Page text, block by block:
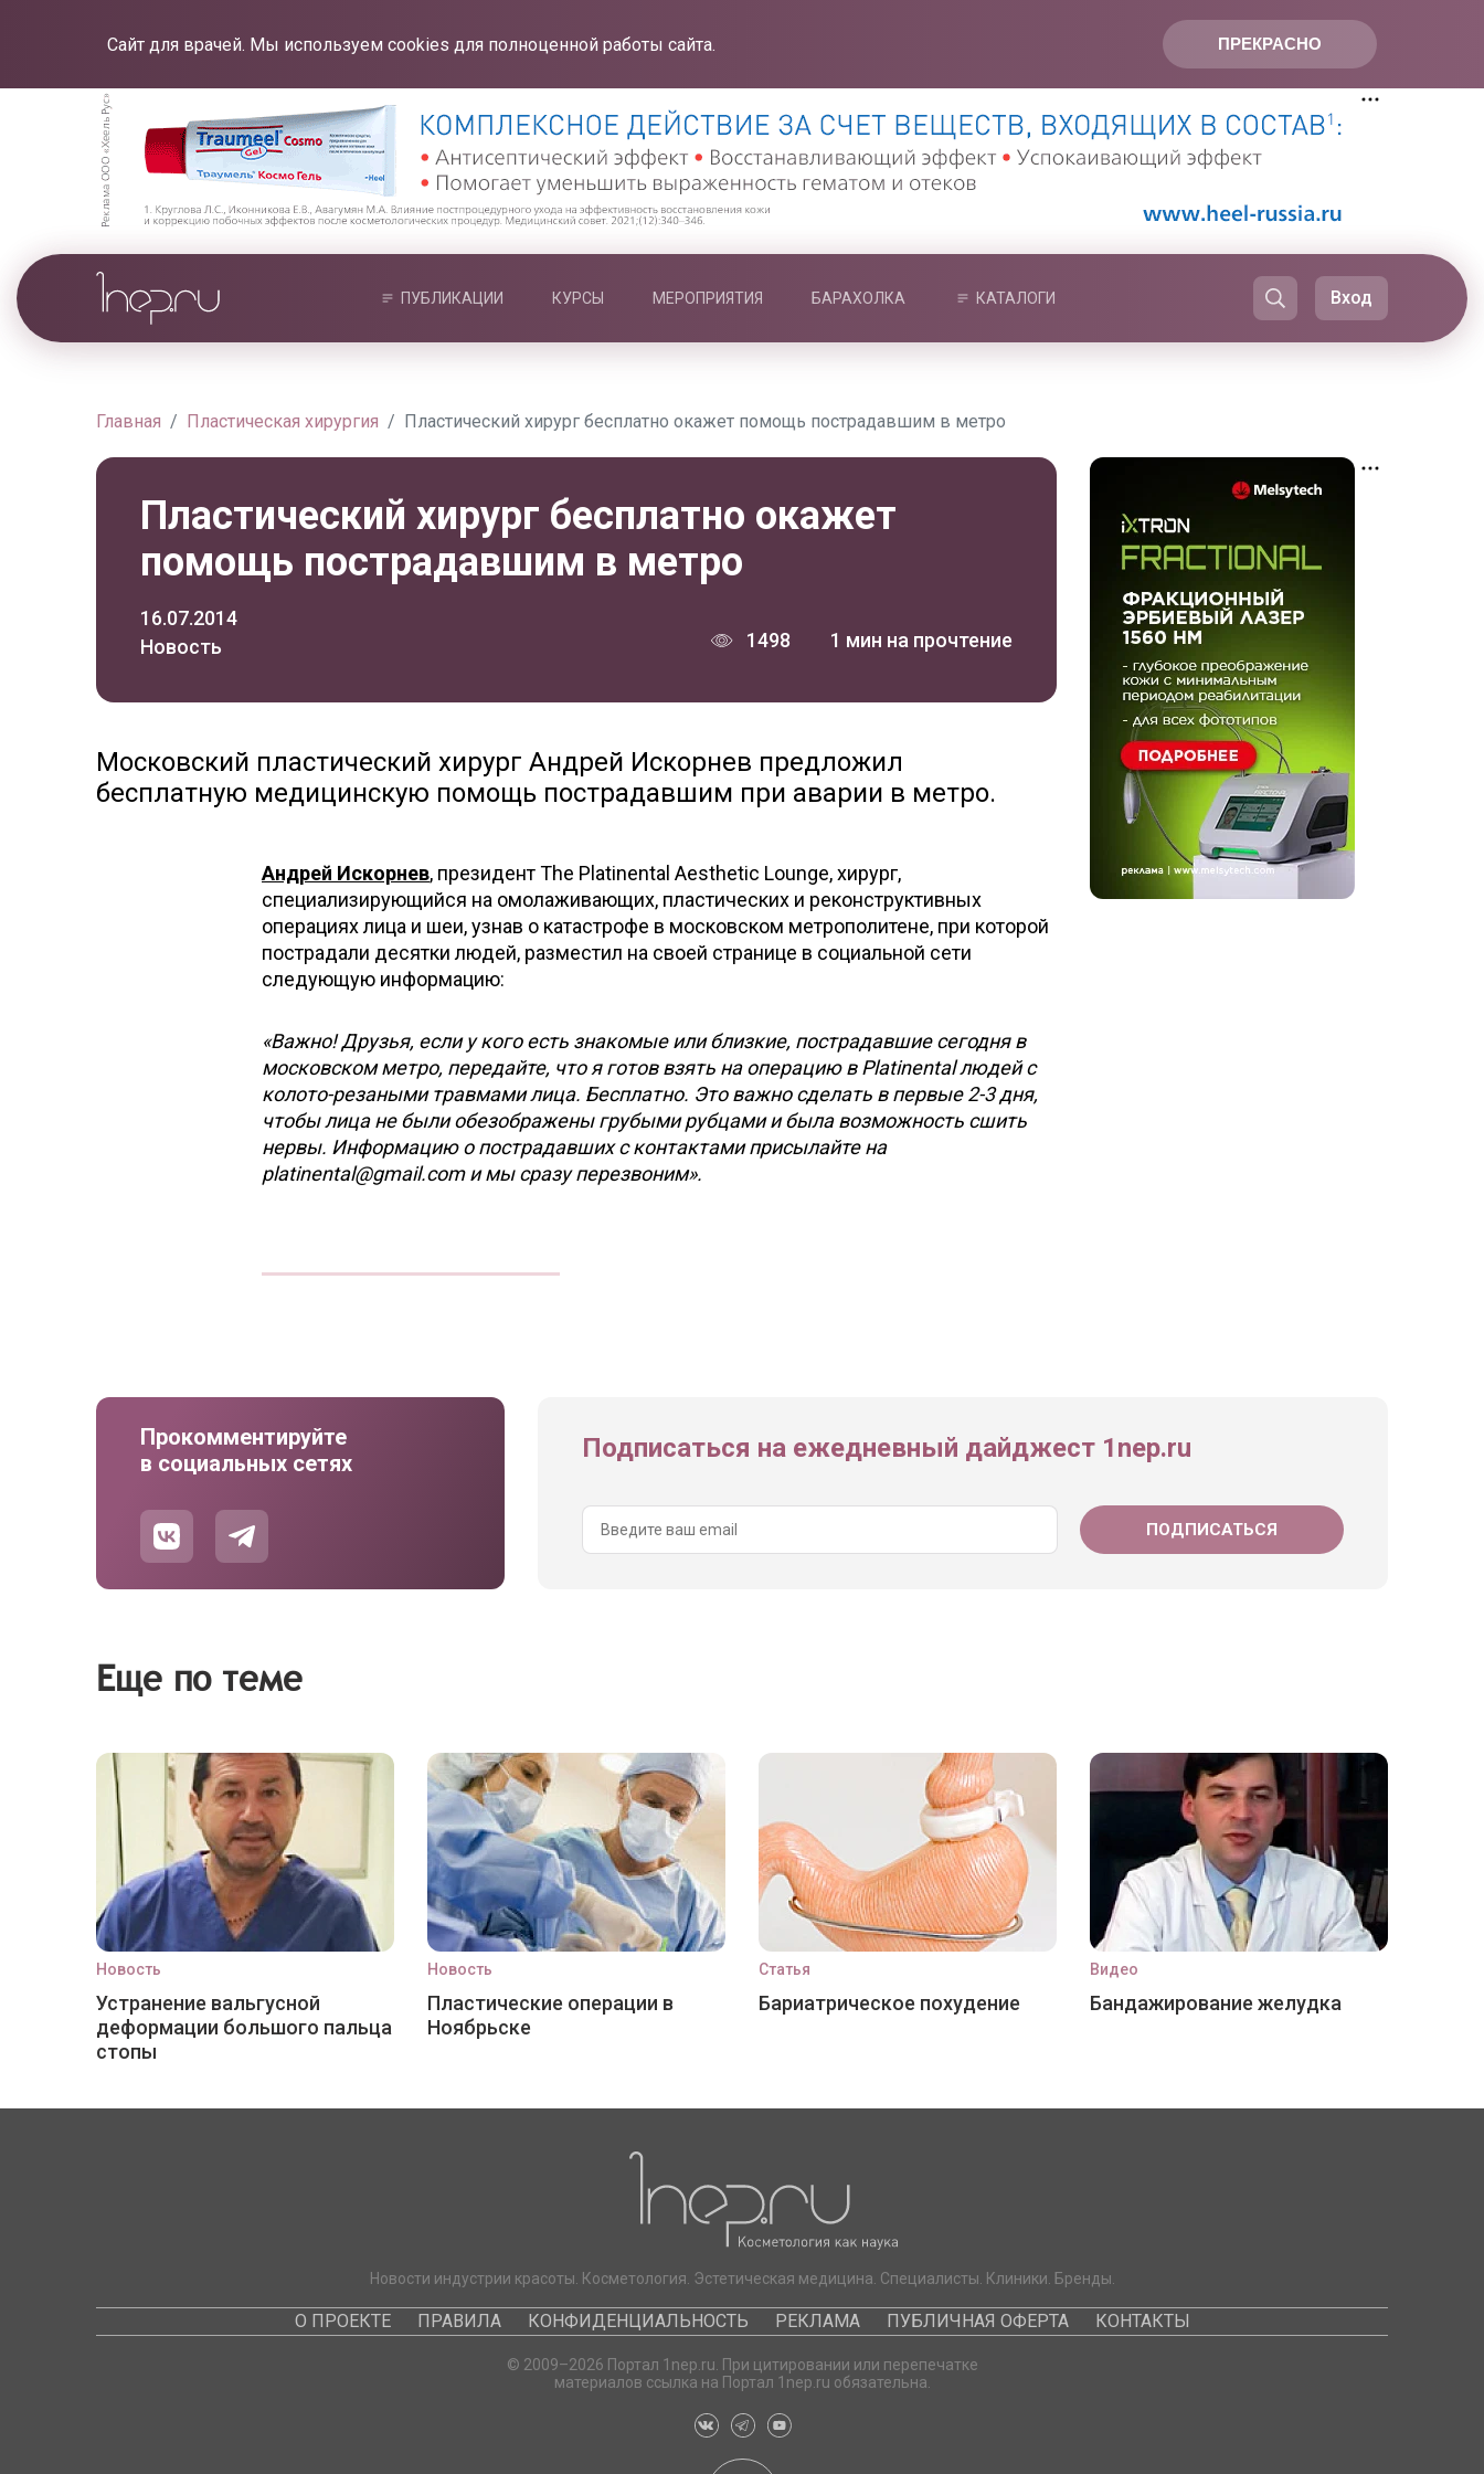
ПРЕКРАСНО
Сайт для врачей. Мы используем cookies для полноценной работы сайта.
ПУБЛИКАЦИИ КУРСЫ МЕРОПРИЯТИЯ БАРАХОЛКА КАТАЛОГИ Вход
Главная Пластическая хирургия Пластический хирург бесплатно окажет помощь пострадавшим в метро
Пластический хирург бесплатно окажет
помощь пострадавшим в метро
16.07.2014
Новость
1498 1 мин на прочтение
Московский пластический хирург Андрей Искорнев предложил
бесплатную медицинскую помощь пострадавшим при аварии в метро.
Андрей Искорнев, президент The Platinental Aesthetic Lounge, хирург,
специализирующийся на омолаживающих, пластических и реконструктивных
операциях лица и шеи, узнав о катастрофе в московском метрополитене, при которой
пострадали десятки людей, разместил на своей странице в социальной сети
следующую информацию:
«Важно! Друзья, если у кого есть знакомые или близкие, пострадавшие сегодня в
московском метро, передайте, что я готов взять на операцию в Platinental людей с
колото-резаными травмами лица. Бесплатно. Это важно сделать в первые 2-3 дня,
чтобы лица не были обезображены грубыми рубцами и была возможность сшить
нервы. Информацию о пострадавших с контактами присылайте на
platinental@gmail.com и мы сразу перезвоним».
Прокомментируйте
в социальных сетях
Подписаться на ежедневный дайджест 1nep.ru
Еще по теме
Новость
Устранение вальгусной
деформации большого пальца
стопы
Новость
Пластические операции в
Ноябрьске
Статья
Бариатрическое похудение
Видео
Бандажирование желудка
Новости индустрии красоты. Косметология. Эстетическая медицина. Специалисты. Клиники. Бренды.
О ПРОЕКТЕ ПРАВИЛА КОНФИДЕНЦИАЛЬНОСТЬ РЕКЛАМА ПУБЛИЧНАЯ ОФЕРТА КОНТАКТЫ
© 2009–2026 Портал 1nep.ru. При цитировании или перепечатке
материалов ссылка на Портал 1nep.ru обязательна.